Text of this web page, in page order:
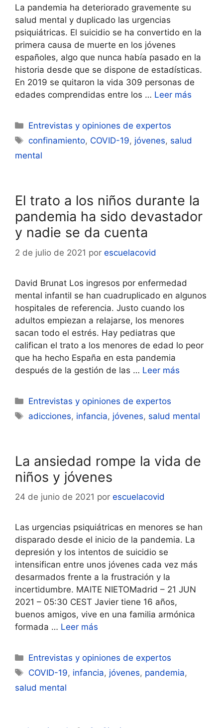
La pandemia ha deteriorado gravemente su
salud mental y duplicado las urgencias
psiquiátricas. El suicidio se ha convertido en la
primera causa de muerte en los jóvenes
españoles, algo que nunca había pasado en la
historia desde que se dispone de estadísticas.
En 2019 se quitaron la vida 309 personas de
edades comprendidas entre los … Leer más
Categorías
Entrevistas y opiniones de expertos
Etiquetas
confinamiento, COVID-19, jóvenes, salud
mental
El trato a los niños durante la
pandemia ha sido devastador
y nadie se da cuenta
2 de julio de 2021 por escuelacovid
David Brunat Los ingresos por enfermedad
mental infantil se han cuadruplicado en algunos
hospitales de referencia. Justo cuando los
adultos empiezan a relajarse, los menores
sacan todo el estrés. Hay pediatras que
califican el trato a los menores de edad lo peor
que ha hecho España en esta pandemia
después de la gestión de las … Leer más
Categorías
Entrevistas y opiniones de expertos
Etiquetas
adicciones, infancia, jóvenes, salud mental
La ansiedad rompe la vida de
niños y jóvenes
24 de junio de 2021 por escuelacovid
Las urgencias psiquiátricas en menores se han
disparado desde el inicio de la pandemia. La
depresión y los intentos de suicidio se
intensifican entre unos jóvenes cada vez más
desarmados frente a la frustración y la
incertidumbre. MAITE NIETOMadrid – 21 JUN
2021 – 05:30 CEST Javier tiene 16 años,
buenos amigos, vive en una familia armónica
formada … Leer más
Categorías
Entrevistas y opiniones de expertos
Etiquetas
COVID-19, infancia, jóvenes, pandemia,
salud mental